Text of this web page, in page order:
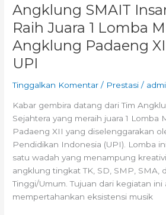
Angklung SMAIT
Raih Juara 1 Lomba
Angklung Padaeng
UPI
Tinggalkan Komentar / Prestasi /
Kabar gembira datang dari Tim
Sejahtera yang meraih juara 1 Lomba
Padaeng XII yang diselenggarakan
Pendidikan Indonesia (UPI). Lomba
satu wadah yang menampung
angklung tingkat TK, SD, SMP, SMA,
Tinggi/Umum. Tujuan dari kegiatan
mempertahankan eksistensi musik